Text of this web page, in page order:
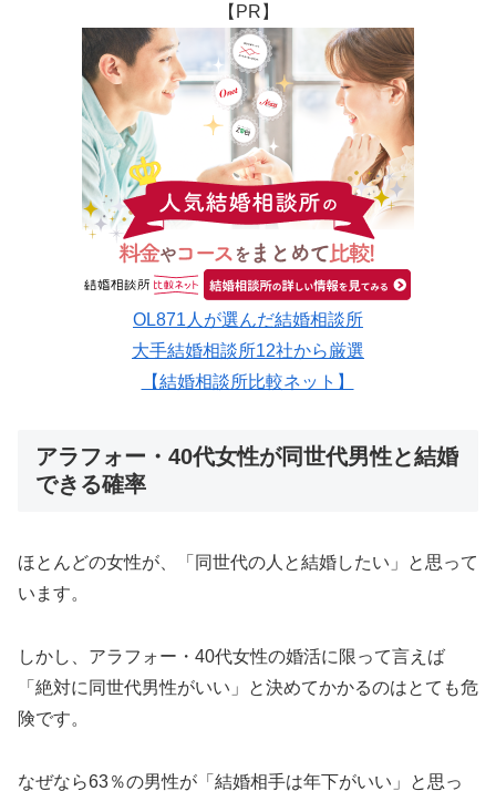
【PR】
OL871人が選んだ結婚相談所
大手結婚相談所12社から厳選
【結婚相談所比較ネット】
アラフォー・40代女性が同世代男性と結婚
できる確率
ほとんどの女性が、「同世代の人と結婚したい」と思って
います。
しかし、アラフォー・40代女性の婚活に限って言えば
「絶対に同世代男性がいい」と決めてかかるのはとても危
険です。
なぜなら63％の男性が「結婚相手は年下がいい」と思っ